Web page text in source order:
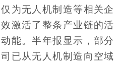
为无人机制造等相关企
激活了整条产业链的活
能。半年报显示，部分
已从无人机制造向空域